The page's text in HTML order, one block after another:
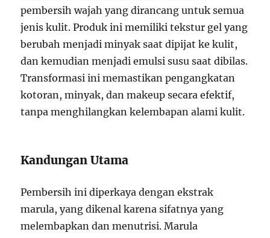
pembersih wajah yang dirancang untuk semua
jenis kulit. Produk ini memiliki tekstur gel yang
berubah menjadi minyak saat dipijat ke kulit,
dan kemudian menjadi emulsi susu saat dibilas.
Transformasi ini memastikan pengangkatan
kotoran, minyak, dan makeup secara efektif,
tanpa menghilangkan kelembapan alami kulit.
Kandungan Utama
Pembersih ini diperkaya dengan ekstrak
marula, yang dikenal karena sifatnya yang
melembapkan dan menutrisi. Marula